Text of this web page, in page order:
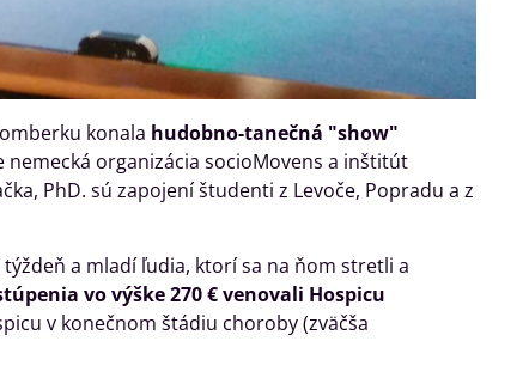
konala hudobno-tanečná "show"
nemecká organizácia socioMovens a inštitút
PhD. sú zapojení študenti z Levoče, Popradu a z
a mladí ľudia, ktorí sa na ňom stretli a
vo výške 270 €venovali Hospicu
v konečnom štádiu choroby (zväčša